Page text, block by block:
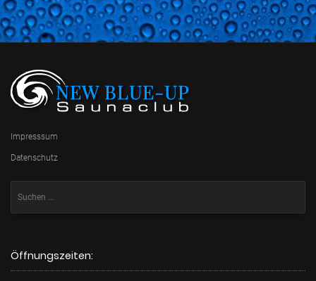
Impresssum
Datenschutz
Öffnungszeiten: